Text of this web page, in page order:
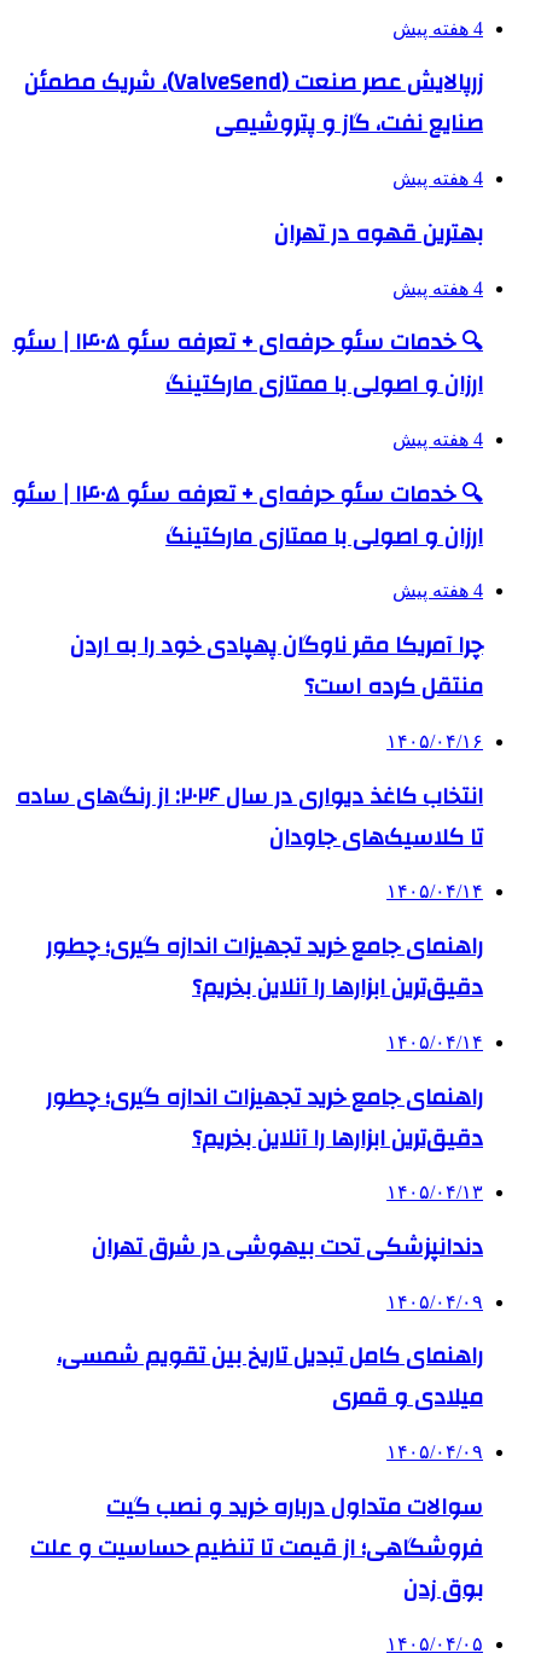
4 هفته پیش
زرپالایش عصر صنعت (ValveSend)، شریک مطمئن
صنایع نفت، گاز و پتروشیمی
4 هفته پیش
بهترین قهوه در تهران
4 هفته پیش
🔍 خدمات سئو حرفه‌ای + تعرفه سئو ۱۴۰۵ | سئو
ارزان و اصولی با ممتازی مارکتینگ
4 هفته پیش
🔍 خدمات سئو حرفه‌ای + تعرفه سئو ۱۴۰۵ | سئو
ارزان و اصولی با ممتازی مارکتینگ
4 هفته پیش
چرا آمریکا مقر ناوگان پهپادی خود را به اردن
منتقل کرده است؟
۱۴۰۵/۰۴/۱۶
انتخاب کاغذ دیواری در سال ۲۰۲۶: از رنگ‌های ساده
تا کلاسیک‌های جاودان
۱۴۰۵/۰۴/۱۴
راهنمای جامع خرید تجهیزات اندازه گیری؛ چطور
دقیق‌ترین ابزارها را آنلاین بخریم؟
۱۴۰۵/۰۴/۱۴
راهنمای جامع خرید تجهیزات اندازه گیری؛ چطور
دقیق‌ترین ابزارها را آنلاین بخریم؟
۱۴۰۵/۰۴/۱۳
دندانپزشکی تحت بیهوشی در شرق تهران
۱۴۰۵/۰۴/۰۹
راهنمای کامل تبدیل تاریخ بین تقویم شمسی،
میلادی و قمری
۱۴۰۵/۰۴/۰۹
سوالات متداول درباره خرید و نصب گیت
فروشگاهی؛ از قیمت تا تنظیم حساسیت و علت
بوق زدن
۱۴۰۵/۰۴/۰۵